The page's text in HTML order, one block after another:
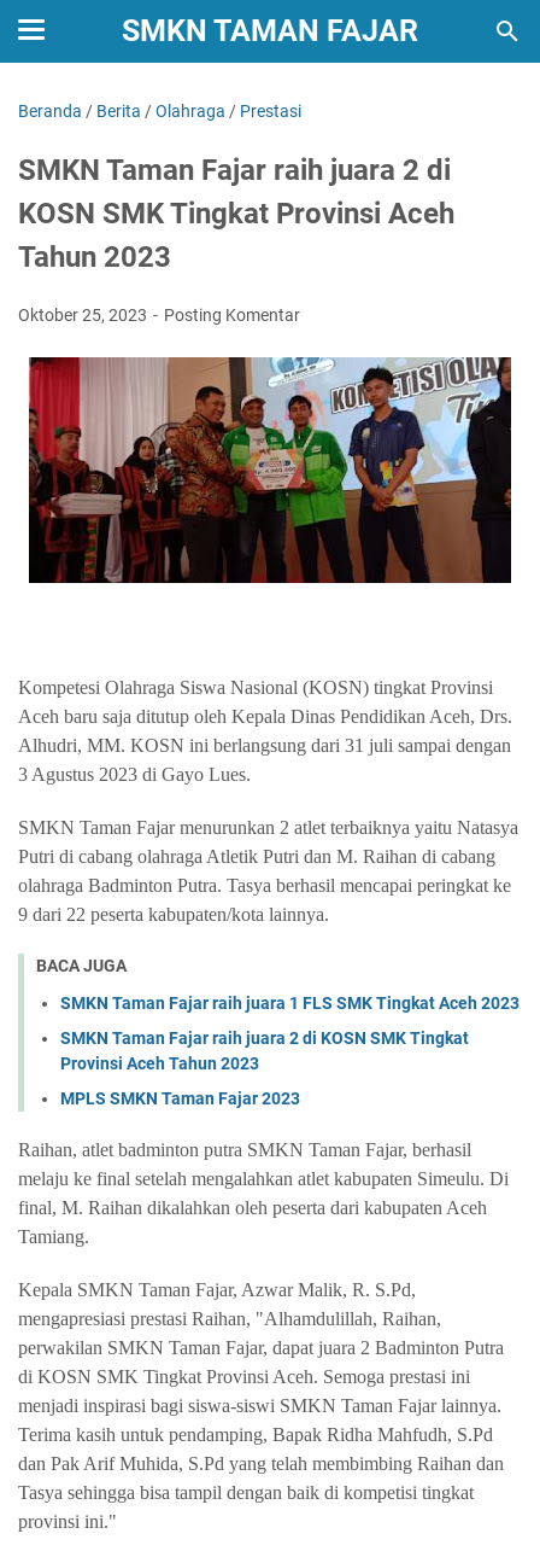
SMKN TAMAN FAJAR
Beranda / Berita /Olahraga / Prestasi
SMKN Taman Fajar raih juara 2 di
KOSN SMK Tingkat Provinsi Aceh
Tahun 2023
Oktober 25, 2023 Posting Komentar
Kompetesi Olahraga Siswa Nasional (KOSN) tingkat Provinsi
Aceh baru saja ditutup oleh Kepala Dinas Pendidikan Aceh, Drs.
Alhudri, MM. KOSN ini berlangsung dari 31 juli sampai dengan
3 Agustus 2023 di Gayo Lues.
SMKN Taman Fajar menurunkan 2 atlet terbaiknya yaitu Natasya
Putri di cabang olahraga Atletik Putri dan M. Raihan di cabang
olahraga Badminton Putra. Tasya berhasil mencapai peringkat ke
9 dari 22 peserta kabupaten/kota lainnya.
BACA JUGA
SMKN Taman Fajar raih juara 1 FLS SMK Tingkat Aceh 2023
SMKN Taman Fajar raih juara 2 di KOSN SMK Tingkat
Provinsi Aceh Tahun 2023
MPLS SMKN Taman Fajar 2023
Raihan, atlet badminton putra SMKN Taman Fajar, berhasil
melaju ke final setelah mengalahkan atlet kabupaten Simeulu. Di
final, M. Raihan dikalahkan oleh peserta dari kabupaten Aceh
Tamiang.
Kepala SMKN Taman Fajar, Azwar Malik, R. S.Pd,
mengapresiasi prestasi Raihan, "Alhamdulillah, Raihan,
perwakilan SMKN Taman Fajar, dapat juara 2 Badminton Putra
di KOSN SMK Tingkat Provinsi Aceh. Semoga prestasi ini
menjadi inspirasi bagi siswa-siswi SMKN Taman Fajar lainnya.
Terima kasih untuk pendamping, Bapak Ridha Mahfudh, S.Pd
dan Pak Arif Muhida, S.Pd yang telah membimbing Raihan dan
Tasya sehingga bisa tampil dengan baik di kompetisi tingkat
provinsi ini."